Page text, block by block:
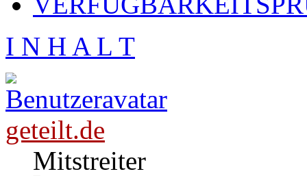
I N H A L T
geteilt.de
Mitstreiter